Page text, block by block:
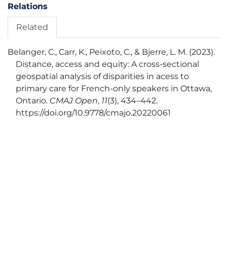
Relations
Related
Belanger, C., Carr, K., Peixoto, C., & Bjerre, L. M. (2023).
Distance, access and equity: A cross-sectional
geospatial analysis of disparities in acess to
primary care for French-only speakers in Ottawa,
Ontario. CMAJ Open, 11(3), 434–442.
https://doi.org/10.9778/cmajo.20220061